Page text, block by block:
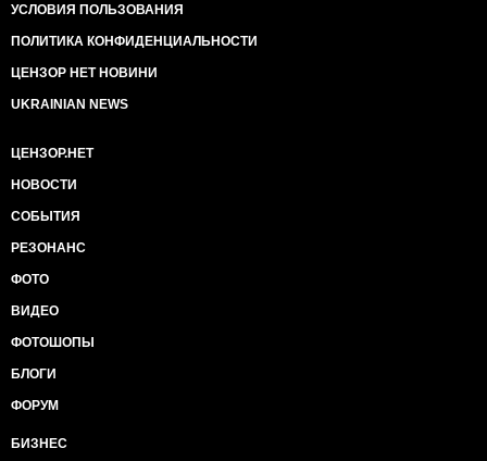
УСЛОВИЯ ПОЛЬЗОВАНИЯ
ПОЛИТИКА КОНФИДЕНЦИАЛЬНОСТИ
ЦЕНЗОР НЕТ НОВИНИ
UKRAINIAN NEWS
ЦЕНЗОР.НЕТ
НОВОСТИ
СОБЫТИЯ
РЕЗОНАНС
ФОТО
ВИДЕО
ФОТОШОПЫ
БЛОГИ
ФОРУМ
БИЗНЕС